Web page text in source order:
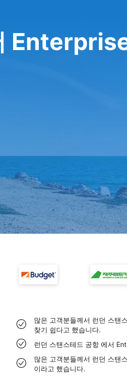
많은 고객분들께서 런던 스탠
찾기 쉽다고 했습니다.
런던 스탠스테드 공항 에서
많은 고객분들께서 런던 스탠
이라고 했습니다.